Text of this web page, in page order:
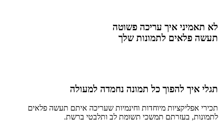
לא תאמיני איך עריכה פשוטה
תעשה פלאים לתמונות שלך
תגלי איך להפוך כל תמונה נחמדה למעולה
תכירי אפליקציות מיוחדות וחינמיות שעריכה איתם תעשה פלאים
לתמונות, בעזרתם תמשכי תשומת לב ותלבטי ברשת.